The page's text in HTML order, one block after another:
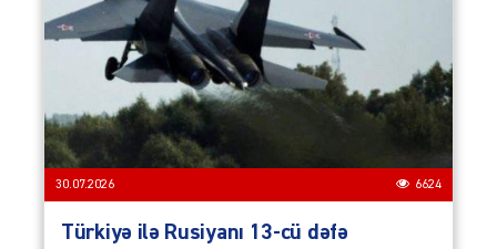
30.07.2026 6624
Türkiyə ilə Rusiyanı 13-cü dəfə